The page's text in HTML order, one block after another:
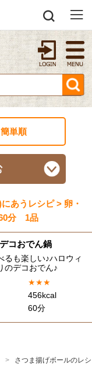
簡単順
あうレシピ > 卵・
60分 1品
コおでん鍋
るも楽しい♪ハロウィ
のデコおでん♪
★★★
456kcal
60分
さつま揚げボールのレ